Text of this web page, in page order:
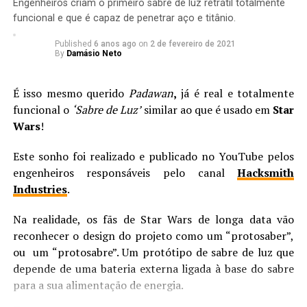
A morte de Jean Grey (ou ao menos uma delas)
Engenheiros criam o primeiro sabre de luz retrátil totalmente
funcional e que é capaz de penetrar aço e titânio.
Published 6 anos ago on 2 de fevereiro de 2021
By Damásio Neto
É isso mesmo querido Padawan, já é real e totalmente
funcional o ‘Sabre de Luz’similar ao que é usado em Star
Wars!
Este sonho foi realizado e publicado no YouTube pelos
engenheiros responsáveis pelo canalHacksmith
Industries.
Na realidade, os fãs de Star Wars de longa data vão
reconhecer o design do projeto como um “protosaber”,
ou um “protosabre”. Um protótipo de sabre de luz que
depende de uma bateria externa ligada à base do sabre
para a sua alimentação de energia.